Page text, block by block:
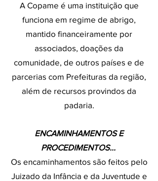
A Copame é uma instituição que
funciona em regime de abrigo,
mantido financeiramente por
associados, doações da
comunidade, de outros países e de
parcerias com Prefeituras da região,
além de recursos provindos da
padaria.
ENCAMINHAMENTOS E
PROCEDIMENTOS...
Os encaminhamentos são feitos pelo
Juizado da Infância e da Juventude e